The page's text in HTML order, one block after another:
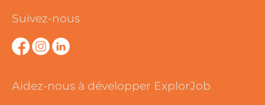
Suivez-nous
Aidez-nous à développer ExplorJob